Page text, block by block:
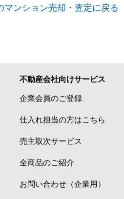
マンション売却・査定に戻る
不動産会社向けサービス
企業会員のご登録
仕入れ担当の方はこちら
売主取次サービス
全商品のご紹介
お問い合わせ（企業用）